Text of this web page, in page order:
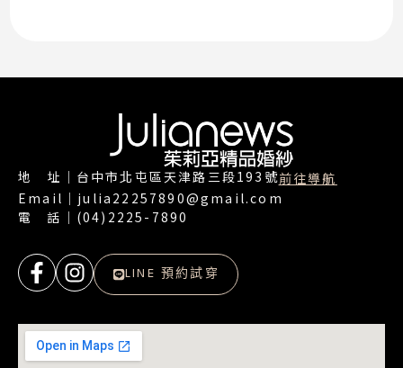
地 址｜台中市北屯區天津路三段193號前往導航
Email｜julia22257890@gmail.com
電 話｜(04)2225-7890
LINE 預約試穿